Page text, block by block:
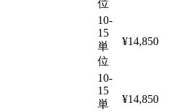
位
10-
15
単
位
¥14,850
10-
15
単
¥14,850